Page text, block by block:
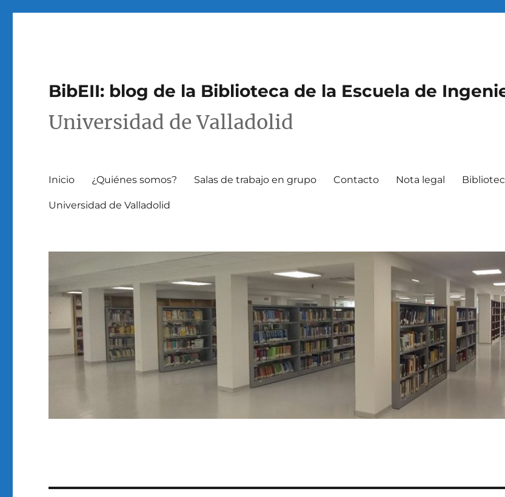
BibEII: blog de la Biblioteca de la Escuela de
Universidad de Valladolid
Inicio ¿Quiénes somos? Salas de trabajo en grupo Contacto Nota legal
Universidad de Valladolid